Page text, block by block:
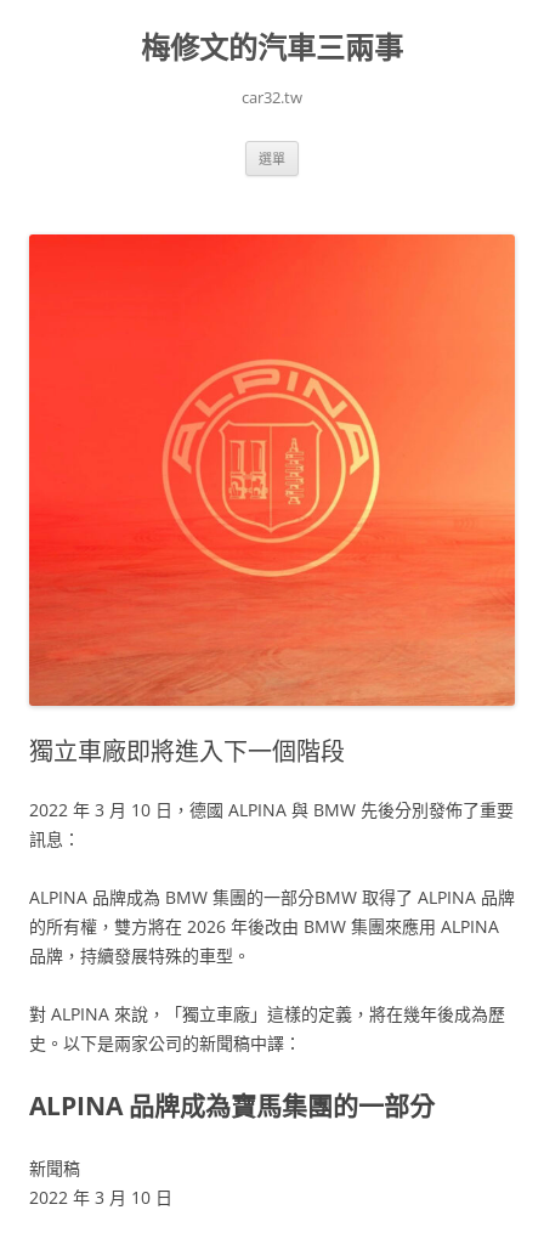
梅修文的汽車三兩事
car32.tw
選單
獨立車廠即將進入下一個階段
2022 年 3 月 10 日，德國 ALPINA 與 BMW 先後分別發佈了重要
訊息：
ALPINA 品牌成為 BMW 集團的一部分BMW 取得了 ALPINA 品牌
的所有權，雙方將在 2026 年後改由 BMW 集團來應用 ALPINA
品牌，持續發展特殊的車型。
對 ALPINA 來說，「獨立車廠」這樣的定義，將在幾年後成為歷
史。以下是兩家公司的新聞稿中譯：
ALPINA 品牌成為寶馬集團的一部分
新聞稿
2022 年 3 月 10 日